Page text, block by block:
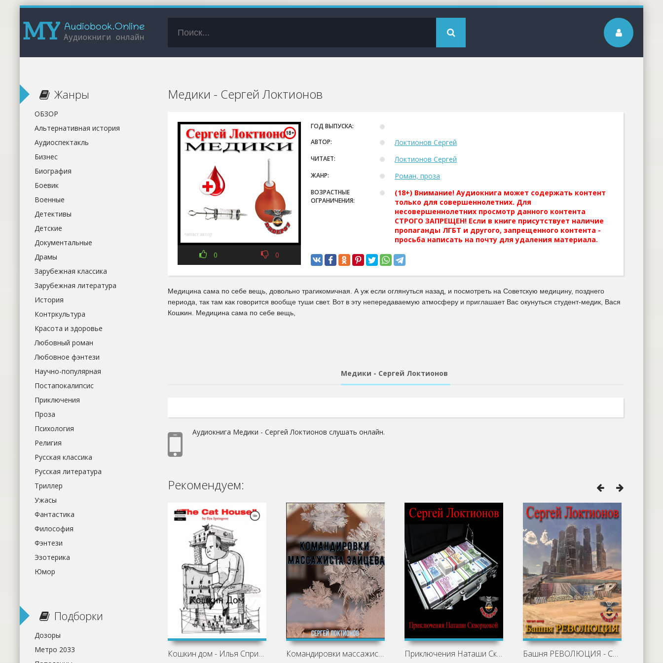
Медики - Сергей Локтионов
0 0
ГОД ВЫПУСКА:
АВТОР:
Локтионов Сергей
ЧИТАЕТ: Локтионов Сергей
ЖАНР: Роман, проза
ВОЗРАСТНЫЕ
ОГРАНИЧЕНИЯ:
(18+) Внимание! Аудиокнига может содержать контент
только для совершеннолетних. Для
несовершеннолетних просмотр данного контента
СТРОГО ЗАПРЕЩЕН! Если в книге присутствует наличие
пропаганды ЛГБТ и другого, запрещенного контента -
просьба написать на почту для удаления материала.
Медицина сама по себе вещь, довольно трагикомичная. А уж если оглянуться назад, и посмотреть на Советскую медицину, позднего
периода, так там как говорится вообще туши свет. Вот в эту непередаваемую атмосферу и приглашает Вас окунуться студент-медик, Вася
Кошкин. Медицина сама по себе вещь,
Медики - Сергей Локтионов
Аудиокнига Медики - Сергей Локтионов слушать онлайн.
Рекомендуем:
Кошкин дом - Илья Спрингсон Командировки массажиста Зайцева - Приключения Наташи Скворцовой - Сергей Башня РЕВОЛЮЦИЯ - Сергей Локтионов
Жанры
ОБЗОР
Альтернативная история
Аудиоспектакль
Бизнес
Биография
Боевик
Военные
Детективы
Детские
Документальные
Драмы
Зарубежная классика
Зарубежная литература
История
Контркультура
Красота и здоровье
Любовный роман
Любовное фэнтези
Научно-популярная
Постапокалипсис
Приключения
Проза
Психология
Религия
Русская классика
Русская литература
Триллер
Ужасы
Фантастика
Философия
Фэнтези
Эзотерика
Юмор
Подборки
Дозоры
Метро 2033